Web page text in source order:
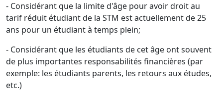
- Considérant que la limite d'âge pour avoir droit au
tarif réduit étudiant de la STM est actuellement de 25
ans pour un étudiant à temps plein;
- Considérant que les étudiants de cet âge ont souvent
de plus importantes responsabilités financières (par
exemple: les étudiants parents, les retours aux études,
etc.)